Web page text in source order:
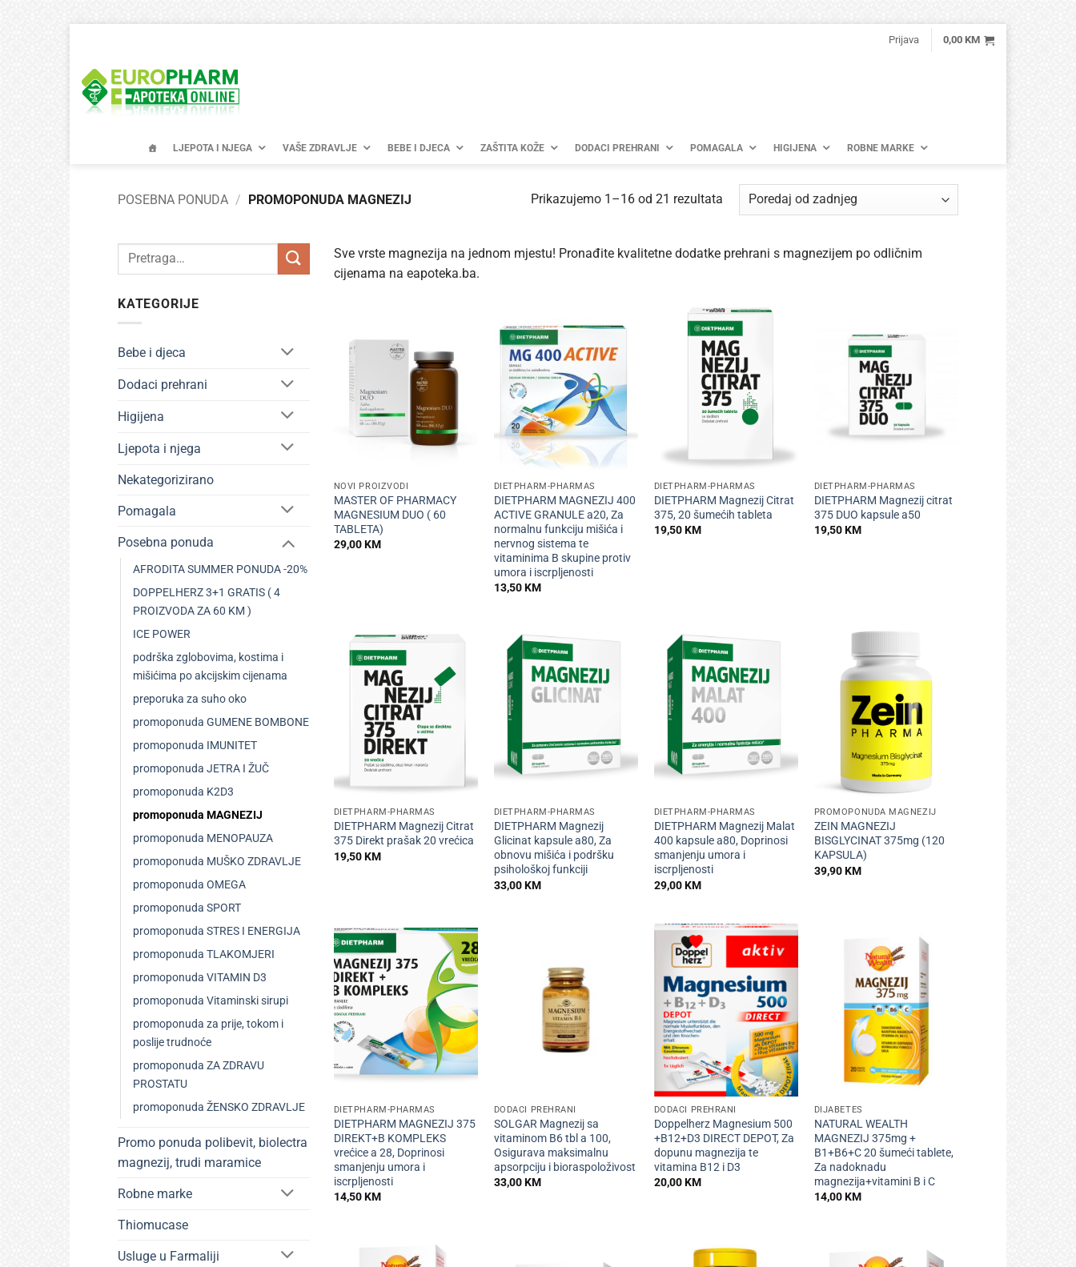
content
Prijava 0,00 KM
LJEPOTA I NJEGA VAŠE ZDRAVLJE BEBE I DJECA ZAŠTITA KOŽE DODACI PREHRANI POMAGALA HIGIJENA ROBNE MARKE
POSEBNA PONUDA / PROMOPONUDA MAGNEZIJ Prikazujemo 1–16 od 21 rezultataPoredano
Pretraži:
KATEGORIJE
Bebe i djeca
Dodaci prehrani
Higijena
Ljepota i njega
Nekategorizirano
Pomagala
Posebna ponuda
AFRODITA SUMMER PONUDA -20%
DOPPELHERZ 3+1 GRATIS ( 4
PROIZVODA ZA 60 KM )
ICE POWER
podrška zglobovima, kostima i
mišićima po akcijskim cijenama
preporuka za suho oko
promoponuda GUMENE BOMBONE
promoponuda IMUNITET
promoponuda JETRA I ŽUČ
promoponuda K2D3
promoponuda MAGNEZIJ
promoponuda MENOPAUZA
promoponuda MUŠKO ZDRAVLJE
promoponuda OMEGA
promoponuda SPORT
promoponuda STRES I ENERGIJA
promoponuda TLAKOMJERI
promoponuda VITAMIN D3
promoponuda Vitaminski sirupi
promoponuda za prije, tokom i
poslije trudnoće
promoponuda ZA ZDRAVU
PROSTATU
promoponuda ŽENSKO ZDRAVLJE
Promo ponuda polibevit, biolectra
magnezij, trudi maramice
Robne marke
Thiomucase
Usluge u Farmaliji
Sve vrste magnezija na jednom mjestu! Pronađite kvalitetne dodatke prehrani s magnezijem po odličnim
cijenama na eapoteka.ba.
NOVI PROIZVODI
MASTER OF PHARMACY
MAGNESIUM DUO ( 60
TABLETA)
29,00KM
DIETPHARM-PHARMAS
DIETPHARM MAGNEZIJ 400
ACTIVE GRANULE a20, Za
normalnu funkciju mišića i
nervnog sistema te
vitaminima B skupine protiv
umora i iscrpljenosti
13,50KM
DIETPHARM-PHARMAS
DIETPHARM Magnezij Citrat
375, 20 šumećih tableta
19,50KM
DIETPHARM-PHARMAS
DIETPHARM Magnezij citrat
375 DUO kapsule a50
19,50KM
DIETPHARM-PHARMAS
DIETPHARM Magnezij Citrat
375 Direkt prašak 20 vrećica
19,50KM
DIETPHARM-PHARMAS
DIETPHARM Magnezij
Glicinat kapsule a80, Za
obnovu mišića i podršku
psihološkoj funkciji
33,00KM
DIETPHARM-PHARMAS
DIETPHARM Magnezij Malat
400 kapsule a80, Doprinosi
smanjenju umora i
iscrpljenosti
29,00KM
+
PROMOPONUDA MAGNEZIJ
ZEIN MAGNEZIJ
BISGLYCINAT 375mg (120
KAPSULA)
39,90KM
DIETPHARM-PHARMAS
DIETPHARM MAGNEZIJ 375
DIREKT+B KOMPLEKS
vrećice a 28, Doprinosi
smanjenju umora i
iscrpljenosti
14,50KM
DODACI PREHRANI
SOLGAR Magnezij sa
vitaminom B6 tbl a 100,
Osigurava maksimalnu
apsorpciju i bioraspoloživost
33,00KM
+
DODACI PREHRANI
Doppelherz Magnesium 500
+B12+D3 DIRECT DEPOT, Za
dopunu magnezija te
vitamina B12 i D3
20,00KM
DIJABETES
NATURAL WEALTH
MAGNEZIJ 375mg +
B1+B6+C 20 šumeći tablete,
Za nadoknadu
magnezija+vitamini B i C
14,00KM